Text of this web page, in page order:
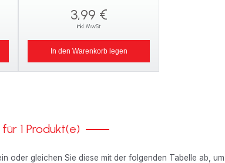
3,99 €
inkl. MwSt
In den Warenkorb legen
1 Produkt(e)
oder gleichen Sie diese mit der folgenden Tabelle ab,